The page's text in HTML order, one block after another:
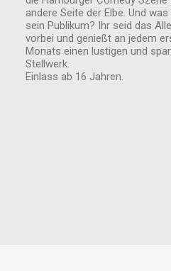
andere Seite der Elbe. Und
sein Publikum? Ihr seid das
vorbei und genießt an jedem
Monats einen lustigen und
Stellwerk.
Einlass ab 16 Jahren.